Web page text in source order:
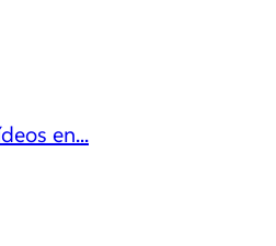
en...